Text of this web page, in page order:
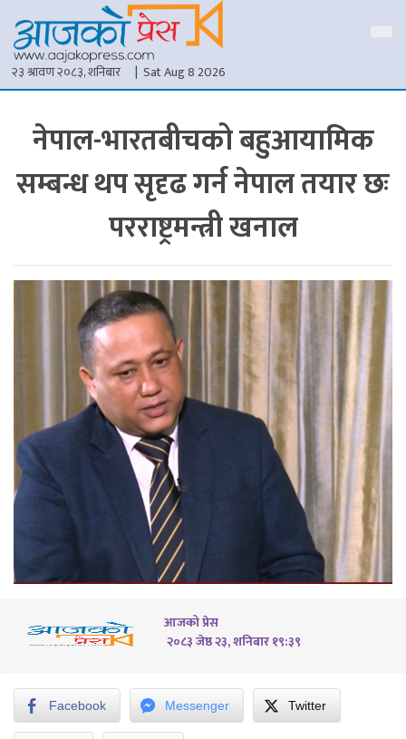
२३ श्रावण २०८३, शनिबार | Sat Aug 8 2026
नेपाल-भारतबीचको बहुआयामिक
सम्बन्ध थप सृदृढ गर्न नेपाल तयार छः
परराष्ट्रमन्त्री खनाल
आजको प्रेस
२०८३ जेष्ठ २३, शनिबार १९:३९
Facebook Messenger Twitter